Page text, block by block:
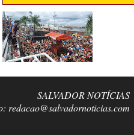
SALVADOR NOTÍCIAS
redacao@salvadornoticias.com